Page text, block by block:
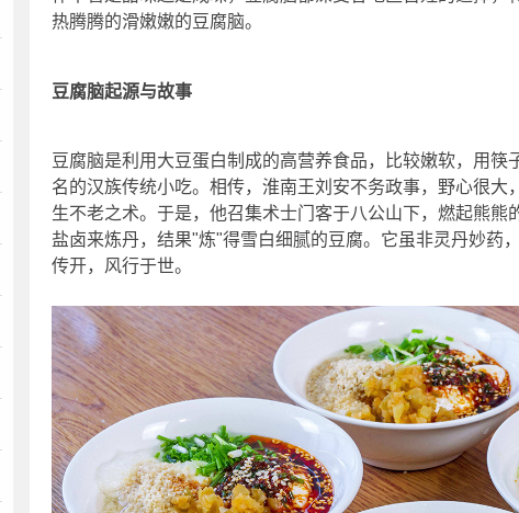
热腾腾的滑嫩嫩的豆腐脑。
豆腐脑起源与故事
豆腐脑是利用大豆蛋白制成的高营养食品，比较嫩软，用筷
名的汉族传统小吃。相传，淮南王刘安不务政事，野心很大
生不老之术。于是，他召集术士门客于八公山下，燃起熊熊
盐卤来炼丹，结果"炼"得雪白细腻的豆腐。它虽非灵丹妙药
传开，风行于世。